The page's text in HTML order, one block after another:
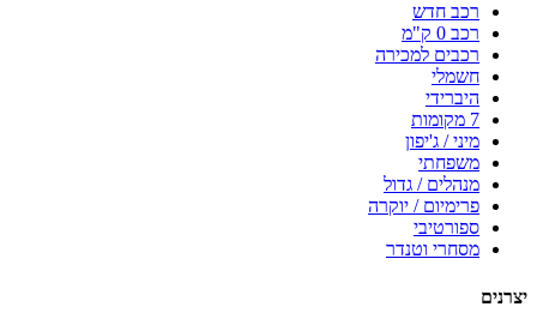
רכב חדש
רכב 0 ק"מ
רכבים למכירה
חשמלי
היברידי
7 מקומות
מיני / ג'יפון
משפחתי
מנהלים / גדול
פרימיום / יוקרה
ספורטיבי
מסחרי וטנדר
יצרנים